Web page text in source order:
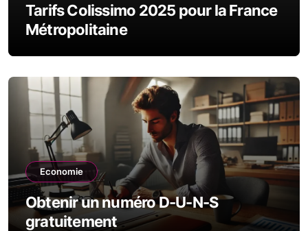
Tarifs Colissimo 2025 pour la France
Métropolitaine
Economie
Obtenir un numéro D-U-N-S
gratuitement